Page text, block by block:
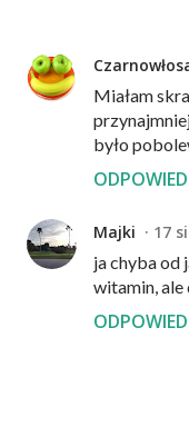
Miałam
było
Majki
17
ja chyba od
witamin,